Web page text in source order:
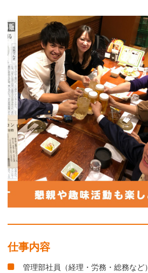
仕事内容
管理部社員（経理・労務・総務など）